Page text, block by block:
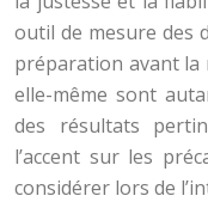
outil de mesure des
préparation avant la
elle-même sont
des résultats
l’accent sur les
considérer lors de